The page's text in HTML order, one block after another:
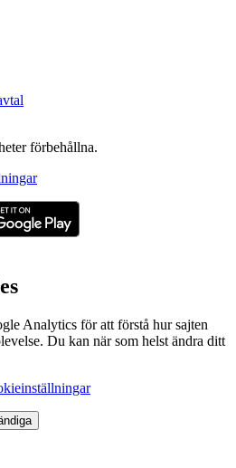
förbehållna.
Analytics för att förstå hur sajten
Du kan när som helst ändra ditt